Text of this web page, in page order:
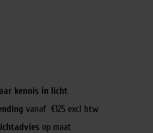
kennis in licht
vanaf €125 excl btw
op maat